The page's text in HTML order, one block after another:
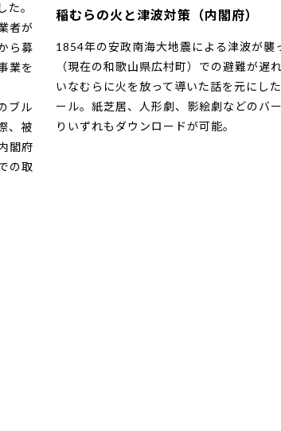
た。
者が
ら募
業を
ブル
、被
閣府
の取
稲むらの火と津波対策（内閣府）
1854年の安政南海大地震による津波が襲
（現在の和歌山県広村町）での避難が遅
いなむらに火を放って導いた話を元にし
ール。紙芝居、人形劇、影絵劇などのバ
りいずれもダウンロードが可能。